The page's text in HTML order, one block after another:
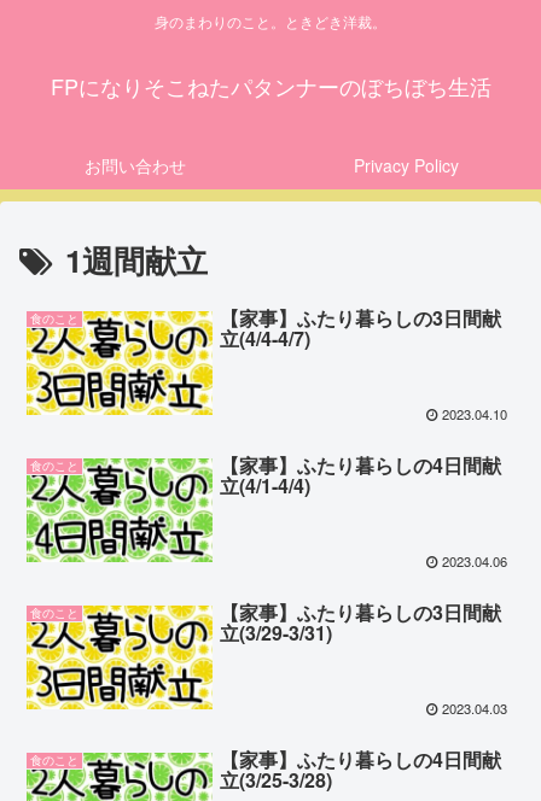
身のまわりのこと。ときどき洋裁。
FPになりそこねたパタンナーのぼちぼち生活
お問い合わせ Privacy Policy
1週間献立
食のこと 【家事】ふたり暮らしの3日間献
立(4/4-4/7)
2023.04.10
食のこと 【家事】ふたり暮らしの4日間献
立(4/1-4/4)
2023.04.06
食のこと 【家事】ふたり暮らしの3日間献
立(3/29-3/31)
2023.04.03
食のこと 【家事】ふたり暮らしの4日間献
立(3/25-3/28)